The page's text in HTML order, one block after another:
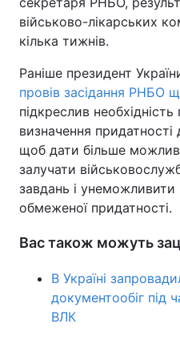
військово-лікарських
кілька тижнів.
Раніше президент
провів засідання РНБО
підкреслив
визначення придатності
щоб дати більше
залучати
завдань і унеможливити
обмеженої придатності.
Вас також можуть
В Україні
документообіг під
ВЛК